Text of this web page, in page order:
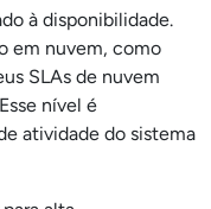
à disponibilidade.
em nuvem, como
SLAs de nuvem
nível é
atividade do sistema